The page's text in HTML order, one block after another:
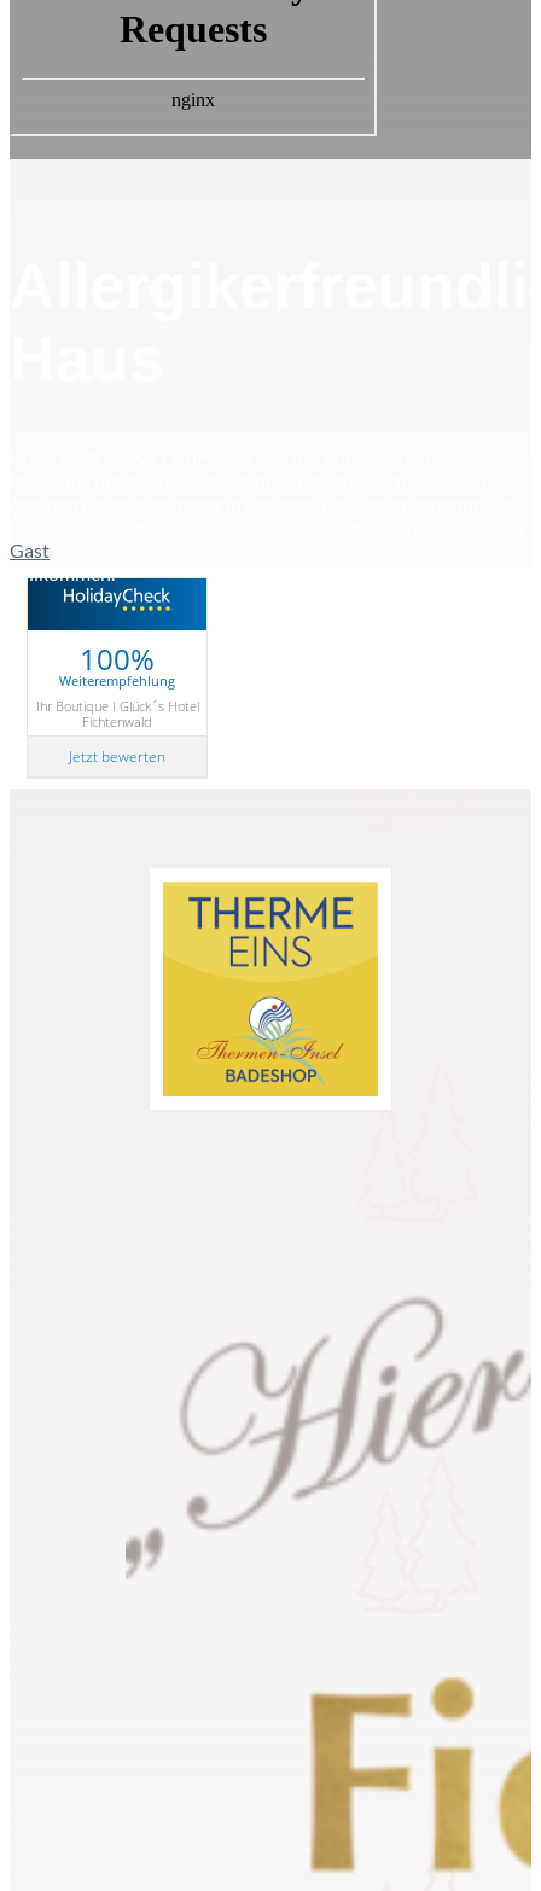
Gast
willkommen.
100%
Weiterempfehlung
Ihr Boutique I Glück´s Hotel
Fichtenwald
Jetzt bewerten